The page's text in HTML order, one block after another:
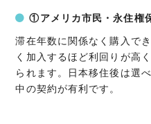
①アメリカ市民・永住権
滞在年数に関係なく購入で
く加入するほど利回りが高
られます。日本移住後は選
中の契約が有利です。